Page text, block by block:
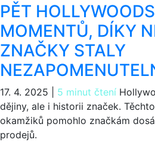
PĚT
MOMENTŮ, DÍKY
ZNAČKY STALY
17. 4. 2025 5 minut čtení
dějiny, ale i historii značek.
okamžiků pomohlo značkám
prodejů.